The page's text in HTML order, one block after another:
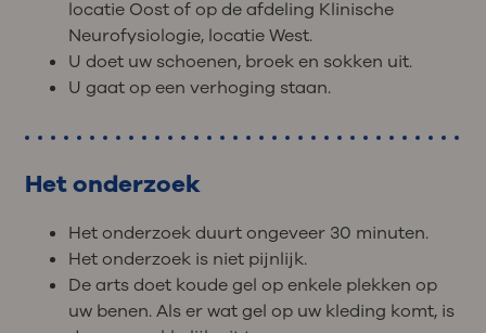
locatie Oost of op de afdeling Klinische
Neurofysiologie, locatie West.
U doet uw schoenen, broek en sokken uit.
U gaat op een verhoging staan.
Het onderzoek
Het onderzoek duurt ongeveer 30 minuten.
Het onderzoek is niet pijnlijk.
De arts doet koude gel op enkele plekken op
uw benen. Als er wat gel op uw kleding komt, is